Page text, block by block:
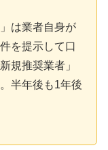
は業者自身が
を提示して口
規推奨業者」
半年後も1年後